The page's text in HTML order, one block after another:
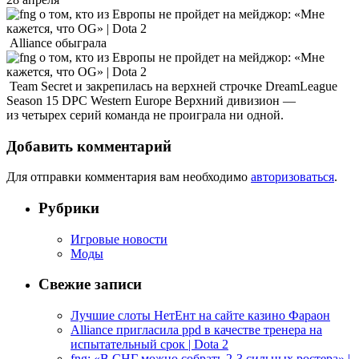
Alliance обыграла
Team Secret и закрепилась на верхней строчке DreamLeague
Season 15 DPC Western Europe Верхний дивизион —
из четырех серий команда не проиграла ни одной.
Добавить комментарий
Для отправки комментария вам необходимо авторизоваться.
Рубрики
Игровые новости
Моды
Свежие записи
Лучшие слоты НетЕнт на сайте казино Фараон
Alliance пригласила ppd в качестве тренера на
испытательный срок | Dota 2